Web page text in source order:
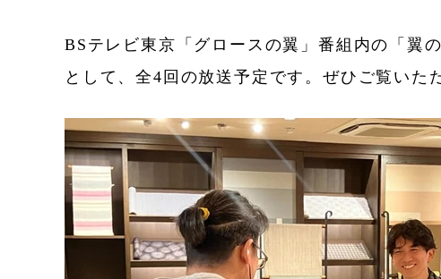
BSテレビ東京「グロースの翼」番組内の「翼
として、全4回の放送予定です。ぜひご覧いた